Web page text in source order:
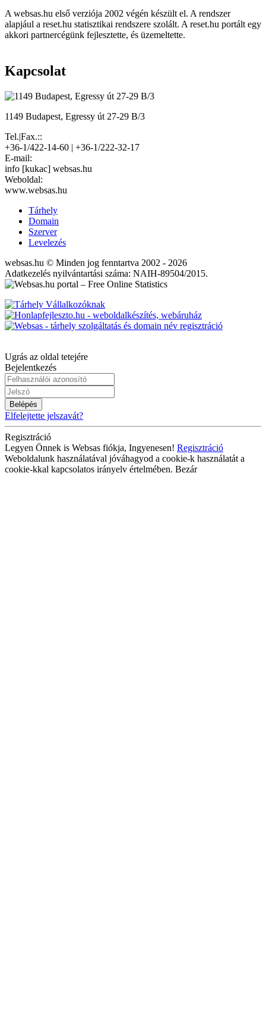
A websas.hu első verziója 2002 végén készült el. A rendszer
alapjául a reset.hu statisztikai rendszere szolált. A reset.hu portált egy
akkori partnercégünk fejlesztette, és üzemeltette.
Kapcsolat
1149 Budapest, Egressy út 27-29 B/3
Tel.|Fax.::
+36-1/422-14-60 | +36-1/222-32-17
E-mail:
info [kukac] websas.hu
Weboldal:
www.websas.hu
Tárhely
Domain
Szerver
Levelezés
websas.hu © Minden jog fenntartva 2002 - 2026
Adatkezelés nyilvántartási száma: NAIH-89504/2015.
Ugrás az oldal tetejére
Bejelentkezés
Belépés
Elfelejtette jelszavát?
Regisztráció
Legyen Önnek is Websas fiókja, Ingyenesen! Regisztráció
Weboldalunk használatával jóváhagyod a cookie-k használatát a
cookie-kkal kapcsolatos irányelv értelmében. Bezár